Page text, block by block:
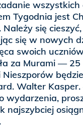
Tygodnia jest
Należy się
się w nowych
swoich
za Murami —
Walter
wydarzenia,
najszybciej